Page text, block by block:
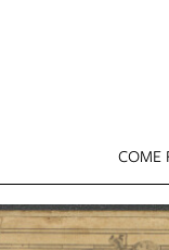
COME